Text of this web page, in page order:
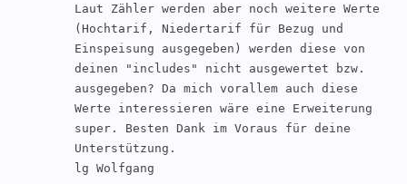
Laut Zähler werden aber noch weitere Werte
(Hochtarif, Niedertarif für Bezug und
Einspeisung ausgegeben) werden diese von
deinen "includes" nicht ausgewertet bzw.
ausgegeben? Da mich vorallem auch diese
Werte interessieren wäre eine Erweiterung
super. Besten Dank im Voraus für deine
Unterstützung.
lg Wolfgang